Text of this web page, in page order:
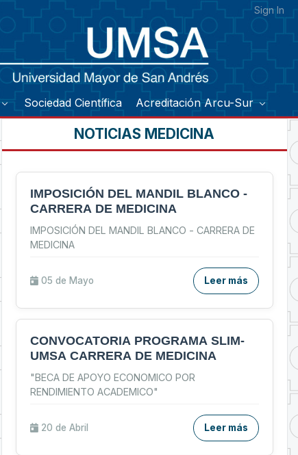
Sign In
Sociedad Científica Acreditación Arcu-Sur
NOTICIAS MEDICINA
IMPOSICIÓN DEL MANDIL BLANCO -
CARRERA DE MEDICINA
IMPOSICIÓN DEL MANDIL BLANCO - CARRERA DE
MEDICINA
05 de Mayo Leer más
CONVOCATORIA PROGRAMA SLIM-
UMSA CARRERA DE MEDICINA
"BECA DE APOYO ECONOMICO POR
RENDIMIENTO ACADEMICO"
20 de Abril Leer más